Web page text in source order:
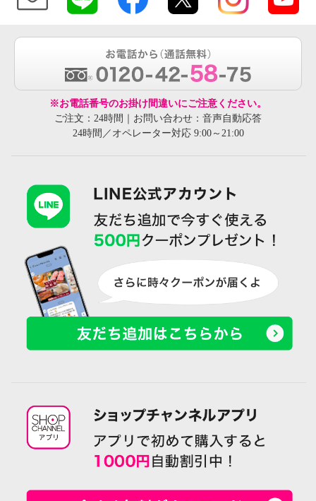
※お電話番号のお掛け間違いにご注意ください。
ご注文：24時間｜お問い合わせ：音声自動応答
24時間／オペレーター対応 9:00～21:00